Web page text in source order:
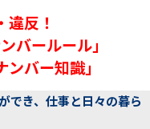
違反！
バールール」
バー知識」
が、
つくる。
ける利活用と制限などの
でき、仕事と日々の暮ら